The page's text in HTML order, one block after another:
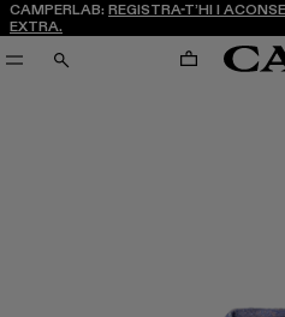
CAMPERLAB: REGISTRA-T’HI I
EXTRA.
CERCA CARRO